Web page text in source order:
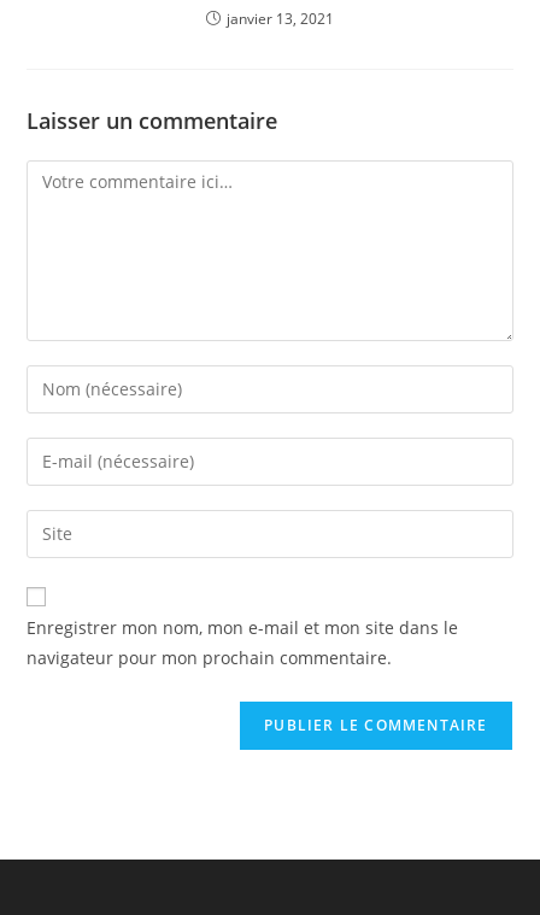
janvier 13, 2021
Laisser un commentaire
Comment
Enter
your
name
comment
Enter
your
email
address
comment
Saisir
l’URL
de
votre
(facultatif)
Enregistrer mon nom, mon e-mail et mon site dans le
navigateur pour mon prochain commentaire.